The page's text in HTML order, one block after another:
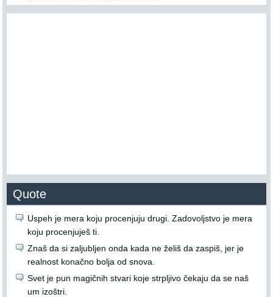
Quote
Uspeh je mera koju procenjuju drugi. Zadovoljstvo je mera
koju procenjuješ ti.
Znaš da si zaljubljen onda kada ne želiš da zaspiš, jer je
realnost konačno bolja od snova.
Svet je pun magičnih stvari koje strpljivo čekaju da se naš
um izoštri.